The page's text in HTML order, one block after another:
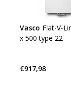
Vasco Flat-V-
x 500 type 22
€917,98